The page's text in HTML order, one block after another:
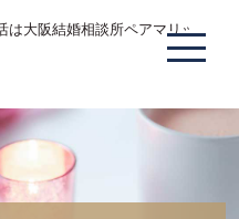
は大阪結婚相談所ペアマリッジ 本